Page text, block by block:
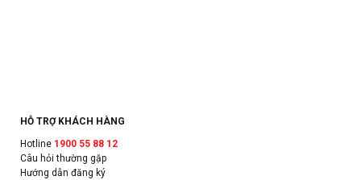
HỖ TRỢ KHÁCH HÀNG
Hotline 1900 55 88 12
Câu hỏi thường gặp
Hướng dẫn đăng ký